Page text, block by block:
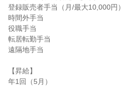
登録販売者手当（月/最大10,000円）
時間外手当
役職手当
転居転勤手当
遠隔地手当
【昇給】
年1回（5月）